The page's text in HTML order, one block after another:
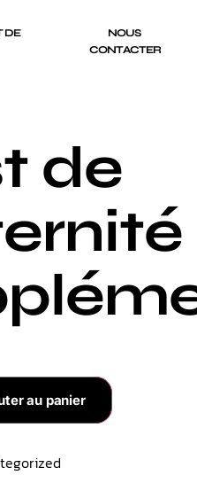
DE
NOUS
CONTACTER
de
au panier